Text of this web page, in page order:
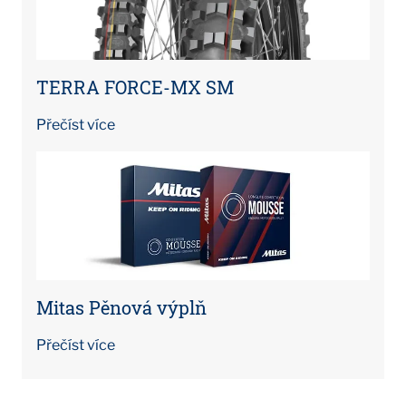
TERRA FORCE-MX SM
Přečíst více
Mitas Pěnová výplň
Přečíst více